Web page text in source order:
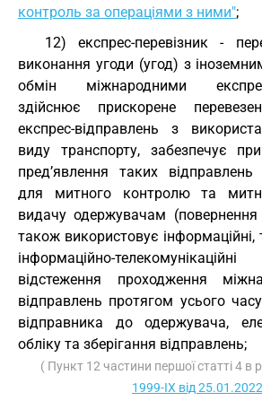
контроль за операціями з ними";
12) експрес-перевізник -
виконання угоди (угод) з
обмін міжнародними експрес-
здійснює прискорене
експрес-відправлень з
виду транспорту, забезпечує
пред’явлення таких
для митного контролю та
видачу одержувачам
також використовує інформаційні,
інформаційно-
відстеження проходження
відправлень протягом усього
відправника до одержувача,
обліку та зберігання відправлень;
( Пункт 12 частини першої статті 4 в
1999-IX від 25.01.2022